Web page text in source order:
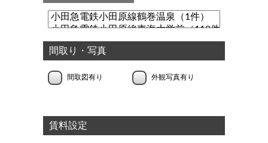
間取り・写真
間取図有り 外観写真有り
賃料設定